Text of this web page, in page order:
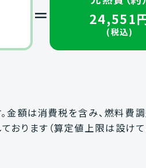
＝ 24,551
(税込)
金額は消費税を含み、燃料費調
ります（算定値上限は設けて